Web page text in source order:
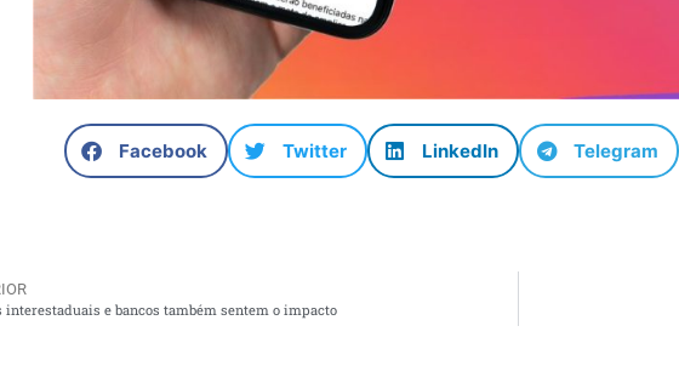
Facebook Twitter LinkedIn Telegram
interestaduais e bancos também sentem o impacto